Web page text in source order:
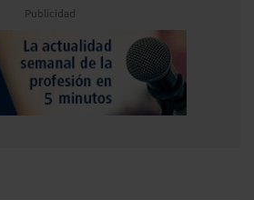
Publicidad